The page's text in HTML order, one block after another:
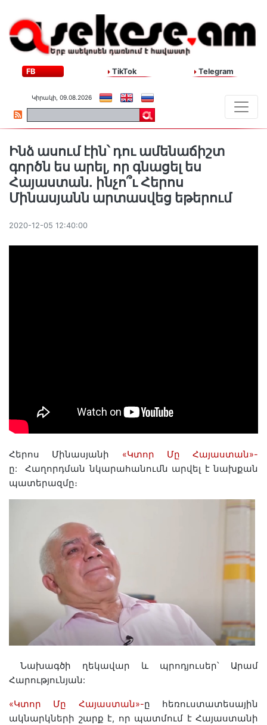
FB TikTok Telegram
Կիրակի, 09.08.2026
Ինձ ասում էին՝ դու ամենաճիշտ
գործն ես արել, որ գնացել ես
Հայաստան․ ինչո՞ւ Հերոս
Մինասյանն արտասվեց եթերում
2020-12-05 12:40:00
Հերոս Մինասյանի «Կտոր Մը Հայաստան»-
ը: Հաղորդման նկարահանումն արվել է նախքան
պատերազմը։
Նախագծի ղեկավար և պրոդյուսեր՝ Արամ
Հարությունյան:
«Կտոր Մը Հայաստան»-ը հեռուստատեսային
ակնարկների շարք է, որ պատմում է Հայաստանի